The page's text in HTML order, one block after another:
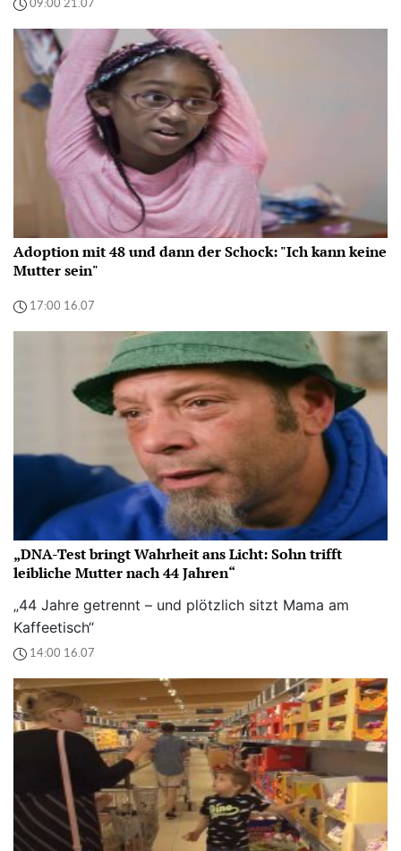
09:00 21.07
Adoption mit 48 und dann der Schock: "Ich kann keine
Mutter sein"
17:00 16.07
„DNA-Test bringt Wahrheit ans Licht: Sohn trifft
leibliche Mutter nach 44 Jahren“
„44 Jahre getrennt – und plötzlich sitzt Mama am
Kaffeetisch“
14:00 16.07